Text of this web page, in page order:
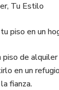
Tu Estilo
piso en un
piso de
en un
fianza.